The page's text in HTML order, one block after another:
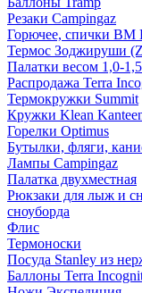
Резаки Campingaz
Горючее, спички BM
Термос Зоджируши
Палатки весом 1,0-
Распродажа Terra
Термокружки Summit
Кружки Klean
Горелки Optimus
Бутылки, фляги,
Лампы Campingaz
Палатка двухместная
Рюкзаки для лыж и
сноуборда
Флис
Термоноски
Посуда Stanley из
Баллоны Terra